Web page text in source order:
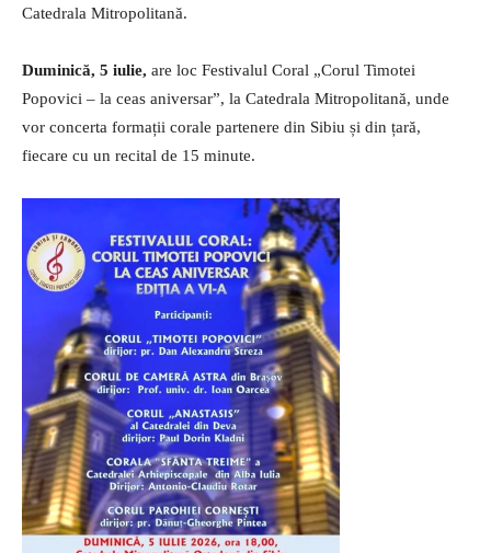
Catedrala Mitropolitană.
Duminică, 5 iulie, are loc Festivalul Coral „Corul Timotei
Popovici – la ceas aniversar”, la Catedrala Mitropolitană, unde
vor concerta formații corale partenere din Sibiu și din țară,
fiecare cu un recital de 15 minute.